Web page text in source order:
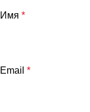
Имя *
Email *